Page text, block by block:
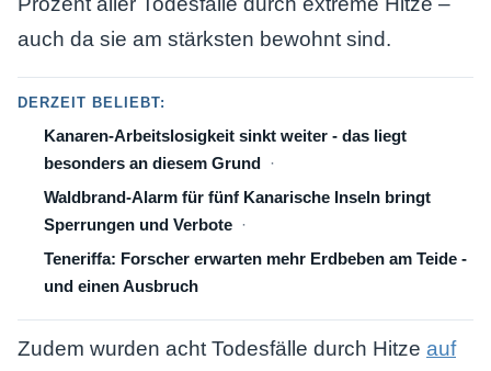
auch da sie am stärksten bewohnt sind.
DERZEIT BELIEBT:
Kanaren-Arbeitslosigkeit sinkt weiter - das liegt
besonders an diesem Grund
Waldbrand-Alarm für fünf Kanarische Inseln bringt
Sperrungen und Verbote
Teneriffa: Forscher erwarten mehr Erdbeben am Teide -
und einen Ausbruch
Zudem wurden acht Todesfälle durch Hitze auf